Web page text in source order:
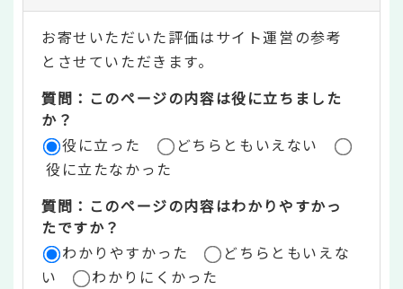
テ
ン
ツ
評
価
リ
ア
お寄せいただいた評価はサイト運営の参考
とさせていただきます。
質問：このページの内容は役に立ちました
か？
役に立った
どちらともいえない
役に立たなかった
質問：このページの内容はわかりやすかっ
たですか？
わかりやすかった
どちらともいえな
い
わかりにくかった